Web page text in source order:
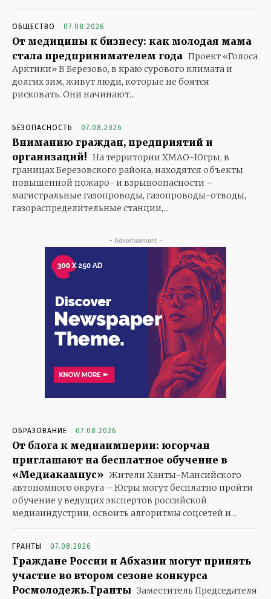
ОБЩЕСТВО 07.08.2026
От медицины к бизнесу: как молодая мама
стала предпринимателем года Проект «Голоса
Арктики» В Березово, в краю сурового климата и
долгих зим, живут люди, которые не боятся
рисковать. Они начинают...
БЕЗОПАСНОСТЬ 07.08.2026
Вниманию граждан, предприятий и
организаций! На территории ХМАО-Югры, в
границах Березовского района, находятся объекты
повышенной пожаро- и взрывоопасности –
магистральные газопроводы, газопроводы-отводы,
газораспределительные станции,...
- Advertisement -
ОБРАЗОВАНИЕ 07.08.2026
От блога к медиаимперии: югорчан
приглашают на бесплатное обучение в
«Медиакампус» Жители Ханты-Мансийского
автономного округа – Югры могут бесплатно пройти
обучение у ведущих экспертов российской
медиаиндустрии, освоить алгоритмы соцсетей и...
ГРАНТЫ 07.08.2026
Граждане России и Абхазии могут принять
участие во втором сезоне конкурса
Росмолодежь.Гранты Заместитель Председателя